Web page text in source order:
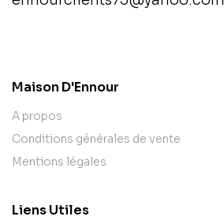
Maison D'Ennour
A propos
Conditions générales de vente
Mentions légales
Liens Utiles